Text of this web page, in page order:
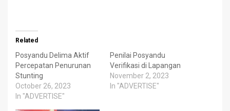
Related
Posyandu Delima Aktif
Percepatan Penurunan
Stunting
October 26, 2023
In "ADVERTISE"
Penilai Posyandu
Verifikasi di Lapangan
November 2, 2023
In "ADVERTISE"